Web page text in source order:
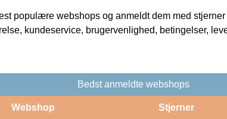
populære webshops og anmeldt dem med
kundeservice, brugervenlighed, betingelser,
Bedst anmeldte webshops
Webshop Stjerner